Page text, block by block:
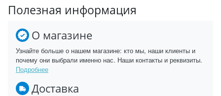
Полезная информация
О магазине
Узнайте больше о нашем магазине: кто мы, наши клиенты и
почему они выбрали именно нас. Наши контакты и реквизиты.
Подробнее
Доставка